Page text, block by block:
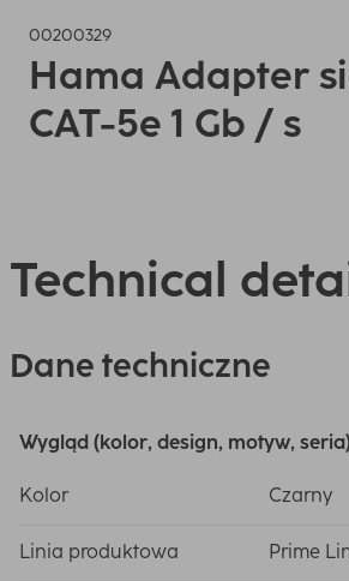
00200329
Hama Adapter
CAT-5e 1 Gb / s
Technical
Dane techniczne
Wygląd (kolor, design, motyw,
Kolor Czarny
Linia produktowa Prime